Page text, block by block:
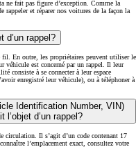
ne fait pas figure d’exception. Comme la
rappeler et réparer nos voitures de la façon la
d’un rappel?
fil. En outre, les propriétaires peuvent utiliser le
véhicule est concerné par un rappel. Il leur
consiste à se connecter à leur espace
enregistré leur véhicule), ou à téléphoner à
Identification Number, VIN)
d’un rappel?
circulation. Il s’agit d’un code contenant 17
l’emplacement exact, consultez votre